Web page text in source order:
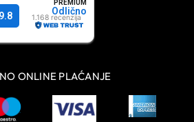
ONLINE PLAĆANJE